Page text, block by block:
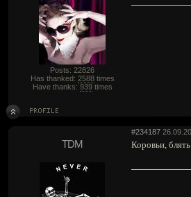
Posts: 22826
Has thanked: 2588times
Have thanks: 939times
#234187
TDM Коровьи, блять